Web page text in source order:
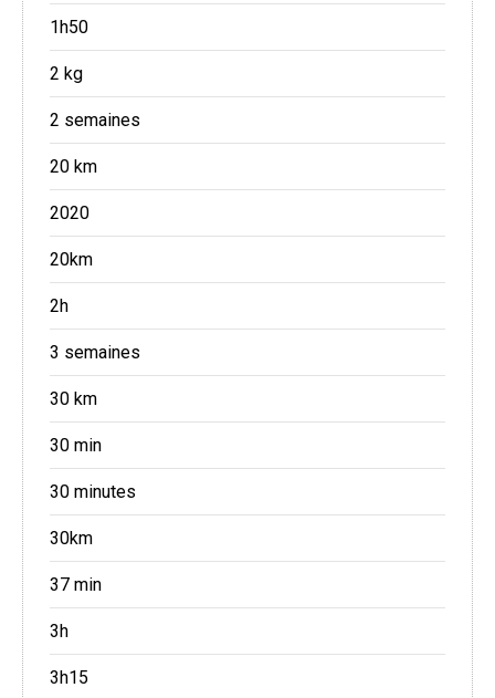
1h50
2 kg
2 semaines
20 km
2020
20km
2h
3 semaines
30 km
30 min
30 minutes
30km
37 min
3h
3h15